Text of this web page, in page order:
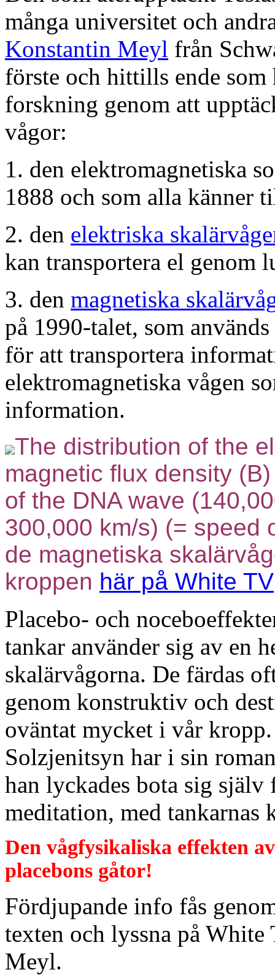
många universitet och
Konstantin Meyl från
förste och hittills ende som
forskning genom att
vågor:
1. den elektromagnetiska
1888 och som alla känner
2. den elektriska
kan transportera el genom
3. den magnetiska
på 1990-talet, som
för att transportera
elektromagnetiska vågen
information.
The distribution of the
magnetic flux density
of the DNA wave
300,000 km/s) (= speed
de magnetiska
kroppen här på White TV
Placebo- och
tankar använder sig av en
skalärvågorna. De färdas
genom konstruktiv och
oväntat mycket i vår
Solzjenitsyn har i sin
han lyckades bota sig själv
meditation, med tankarnas
Den vågfysikaliska effekten
placebons gåtor!
Fördjupande info fås
texten och lyssna på
Meyl.